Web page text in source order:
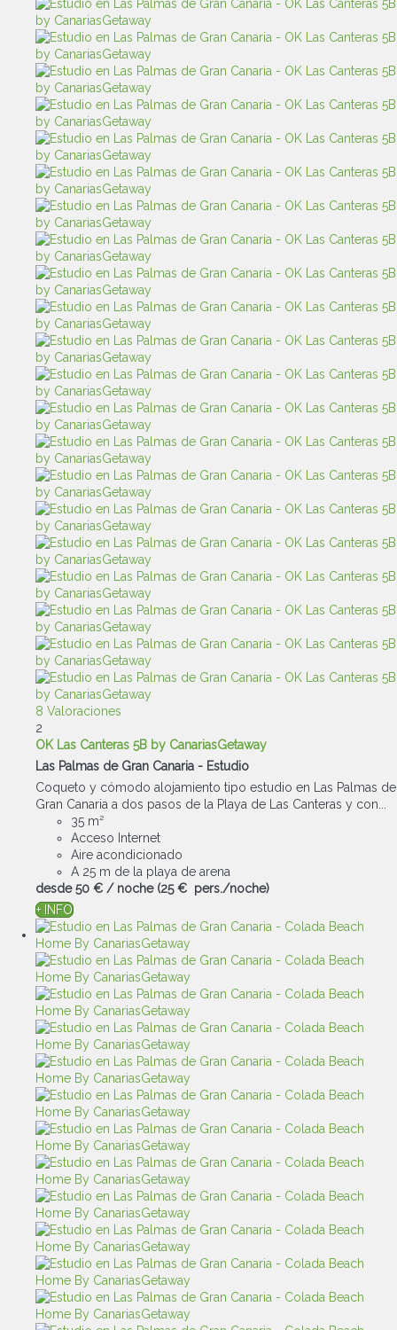
8 Valoraciones
2
OK Las Canteras 5B by CanariasGetaway
Las Palmas de Gran Canaria - Estudio
Coqueto y cómodo alojamiento tipo estudio en Las Palmas de
Gran Canaria a dos pasos de la Playa de Las Canteras y con...
35 m²
Acceso Internet
Aire acondicionado
A 25 m de la playa de arena
desde 50 € / noche (25 € pers./noche)
+ INFO